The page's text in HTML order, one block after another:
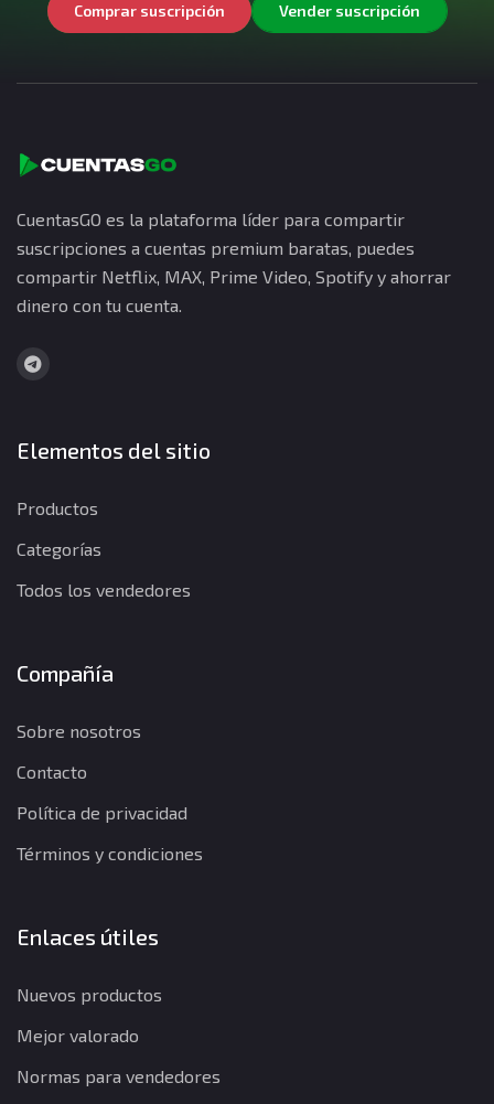
Comprar suscripción Vender suscripción
CuentasGO es la plataforma líder para compartir
suscripciones a cuentas premium baratas, puedes
compartir Netflix, MAX, Prime Video, Spotify y ahorrar
dinero con tu cuenta.
Elementos del sitio
Productos
Categorías
Todos los vendedores
Compañía
Sobre nosotros
Contacto
Política de privacidad
Términos y condiciones
Enlaces útiles
Nuevos productos
Mejor valorado
Normas para vendedores